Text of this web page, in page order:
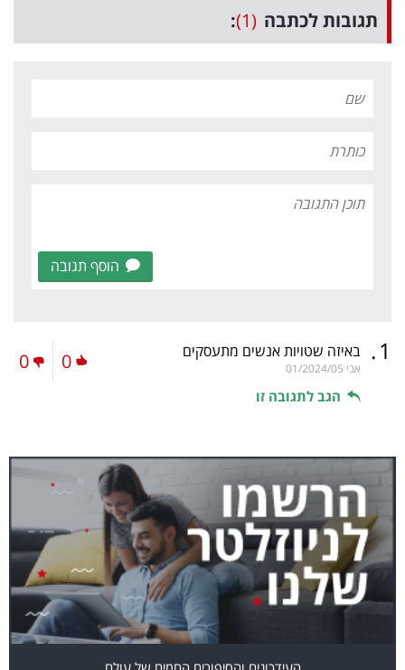
תגובות לכתבה (1)
:
הוסף תגובה
1
. באיזה שטויות אנשים מתעסקים
אבי 01/2024/05
הגב לתגובה זו
0
0